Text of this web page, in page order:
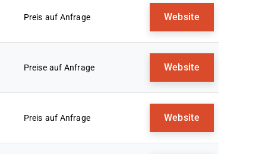
Preis auf Anfrage Website
Preise auf Anfrage Website
Preis auf Anfrage Website